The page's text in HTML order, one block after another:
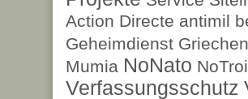
Action Directe antimil
Geheimdienst
Mumia NoNato
Verfassungsschutz